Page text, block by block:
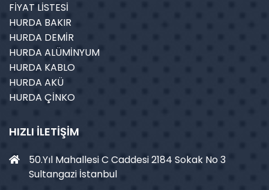
FİYAT LİSTESİ
HURDA BAKIR
HURDA DEMİR
HURDA ALÜMİNYUM
HURDA KABLO
HURDA AKÜ
HURDA ÇİNKO
HIZLI İLETIŞIM
50.Yıl Mahallesi C Caddesi 2184 Sokak No 3
Sultangazi İstanbul